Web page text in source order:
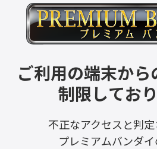
ご利用の端末から
制限しており
不正なアクセスと判定
プレミアムバンダ